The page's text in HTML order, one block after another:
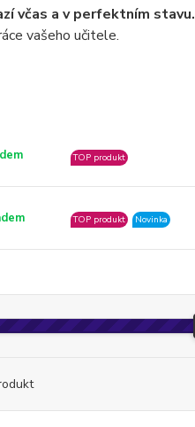
včas a v perfektním stavu.
vašeho učitele.
TOP produkt
TOP produkt Novinka